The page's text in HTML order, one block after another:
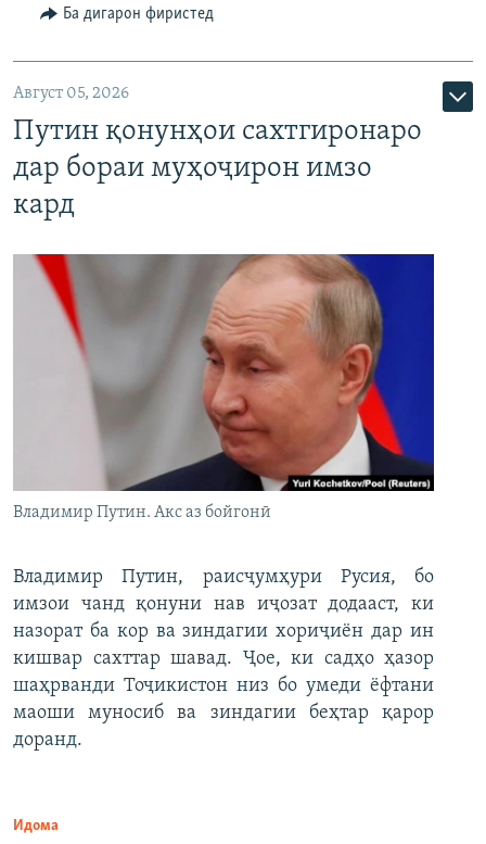
Ба дигарон фиристед
Август 05, 2026
Путин қонунҳои сахтгиронаро
дар бораи муҳоҷирон имзо
кард
Владимир Путин. Акс аз бойгонӣ
Владимир Путин, раисҷумҳури Русия, бо
имзои чанд қонуни нав иҷозат додааст, ки
назорат ба кор ва зиндагии хориҷиён дар ин
кишвар сахттар шавад. Ҷое, ки садҳо ҳазор
шаҳрванди Тоҷикистон низ бо умеди ёфтани
маоши муносиб ва зиндагии беҳтар қарор
доранд.
Идома